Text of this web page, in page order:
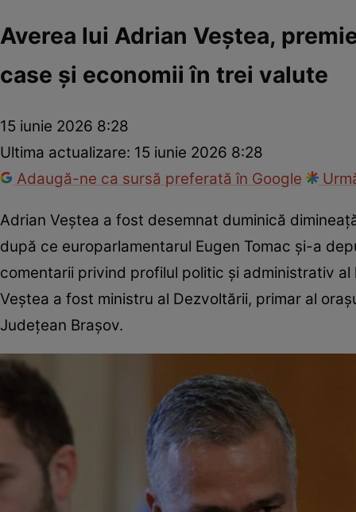
Averea lui Adrian Veștea,
case și economii în trei valute
15 iunie 2026 8:28
Ultima actualizare: 15 iunie 2026 8:28
Adaugă-ne ca sursă preferată în Google
Adrian Veștea a fost desemnat duminică
după ce europarlamentarul Eugen Tomac și-a
comentarii privind profilul politic și administrativ
Veștea a fost ministru al Dezvoltării, primar al
Județean Brașov.